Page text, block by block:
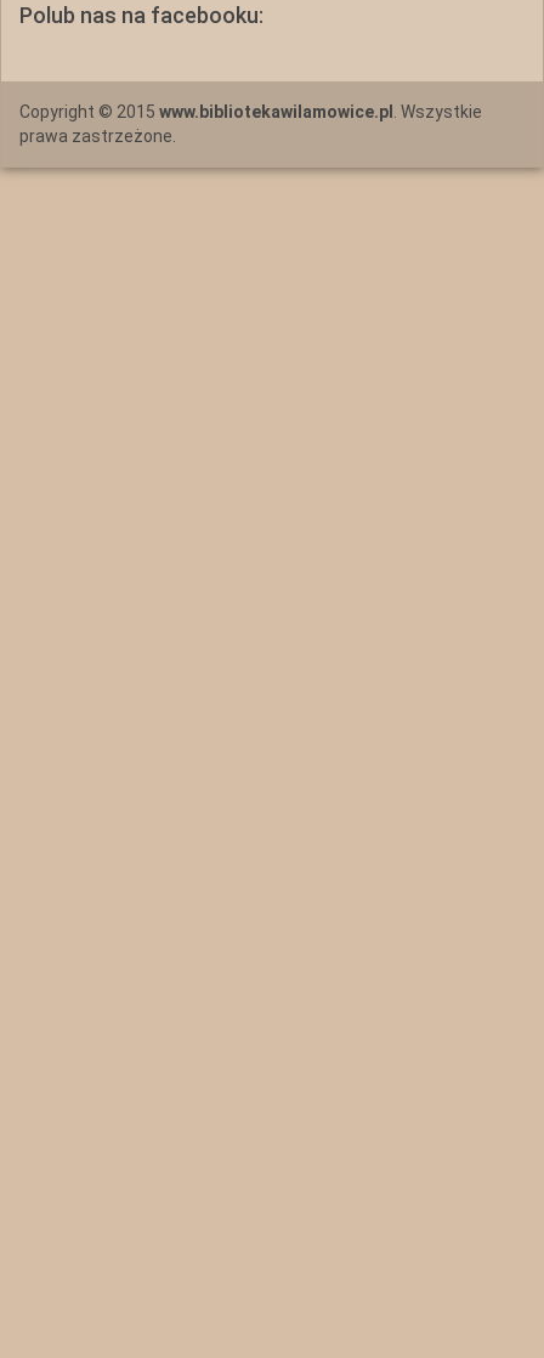
Polub nas na facebooku:
Copyright © 2015 www.bibliotekawilamowice.pl . Wszystkie
prawa zastrzeżone.